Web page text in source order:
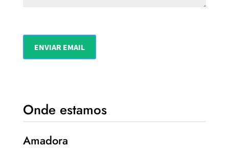
Onde estamos
Amadora